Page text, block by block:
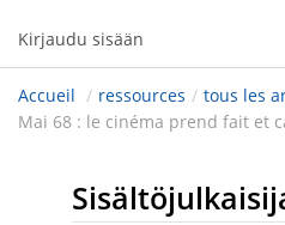
Kirjaudu sisään
Accueil / ressources / tous les
Mai 68 : le cinéma prend fait et